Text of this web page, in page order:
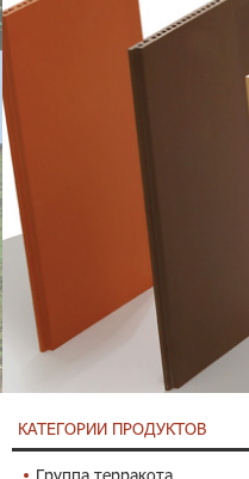
КАТЕГОРИИ ПРОДУКТОВ